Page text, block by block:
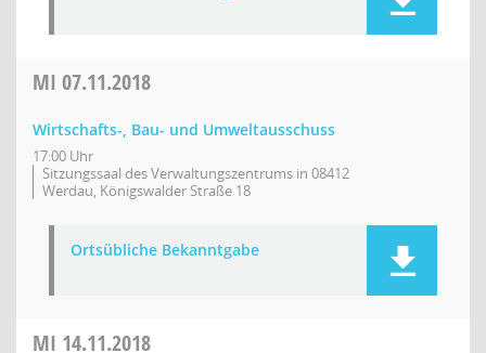
MI 07.11.2018
Wirtschafts-, Bau- und Umweltausschuss
17:00 Uhr
Sitzungssaal des Verwaltungszentrums in 08412
Werdau, Königswalder Straße 18
Ortsübliche Bekanntgabe
MI 14.11.2018